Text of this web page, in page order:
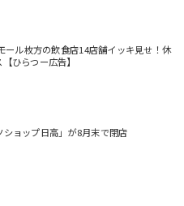
ール枚方の飲食店14店舗イッキ見せ！休
ひらつー広告】
ョップ日高」が8月末で閉店